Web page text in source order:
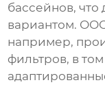
бассейнов,
вариантом.
например,
фильтров, в